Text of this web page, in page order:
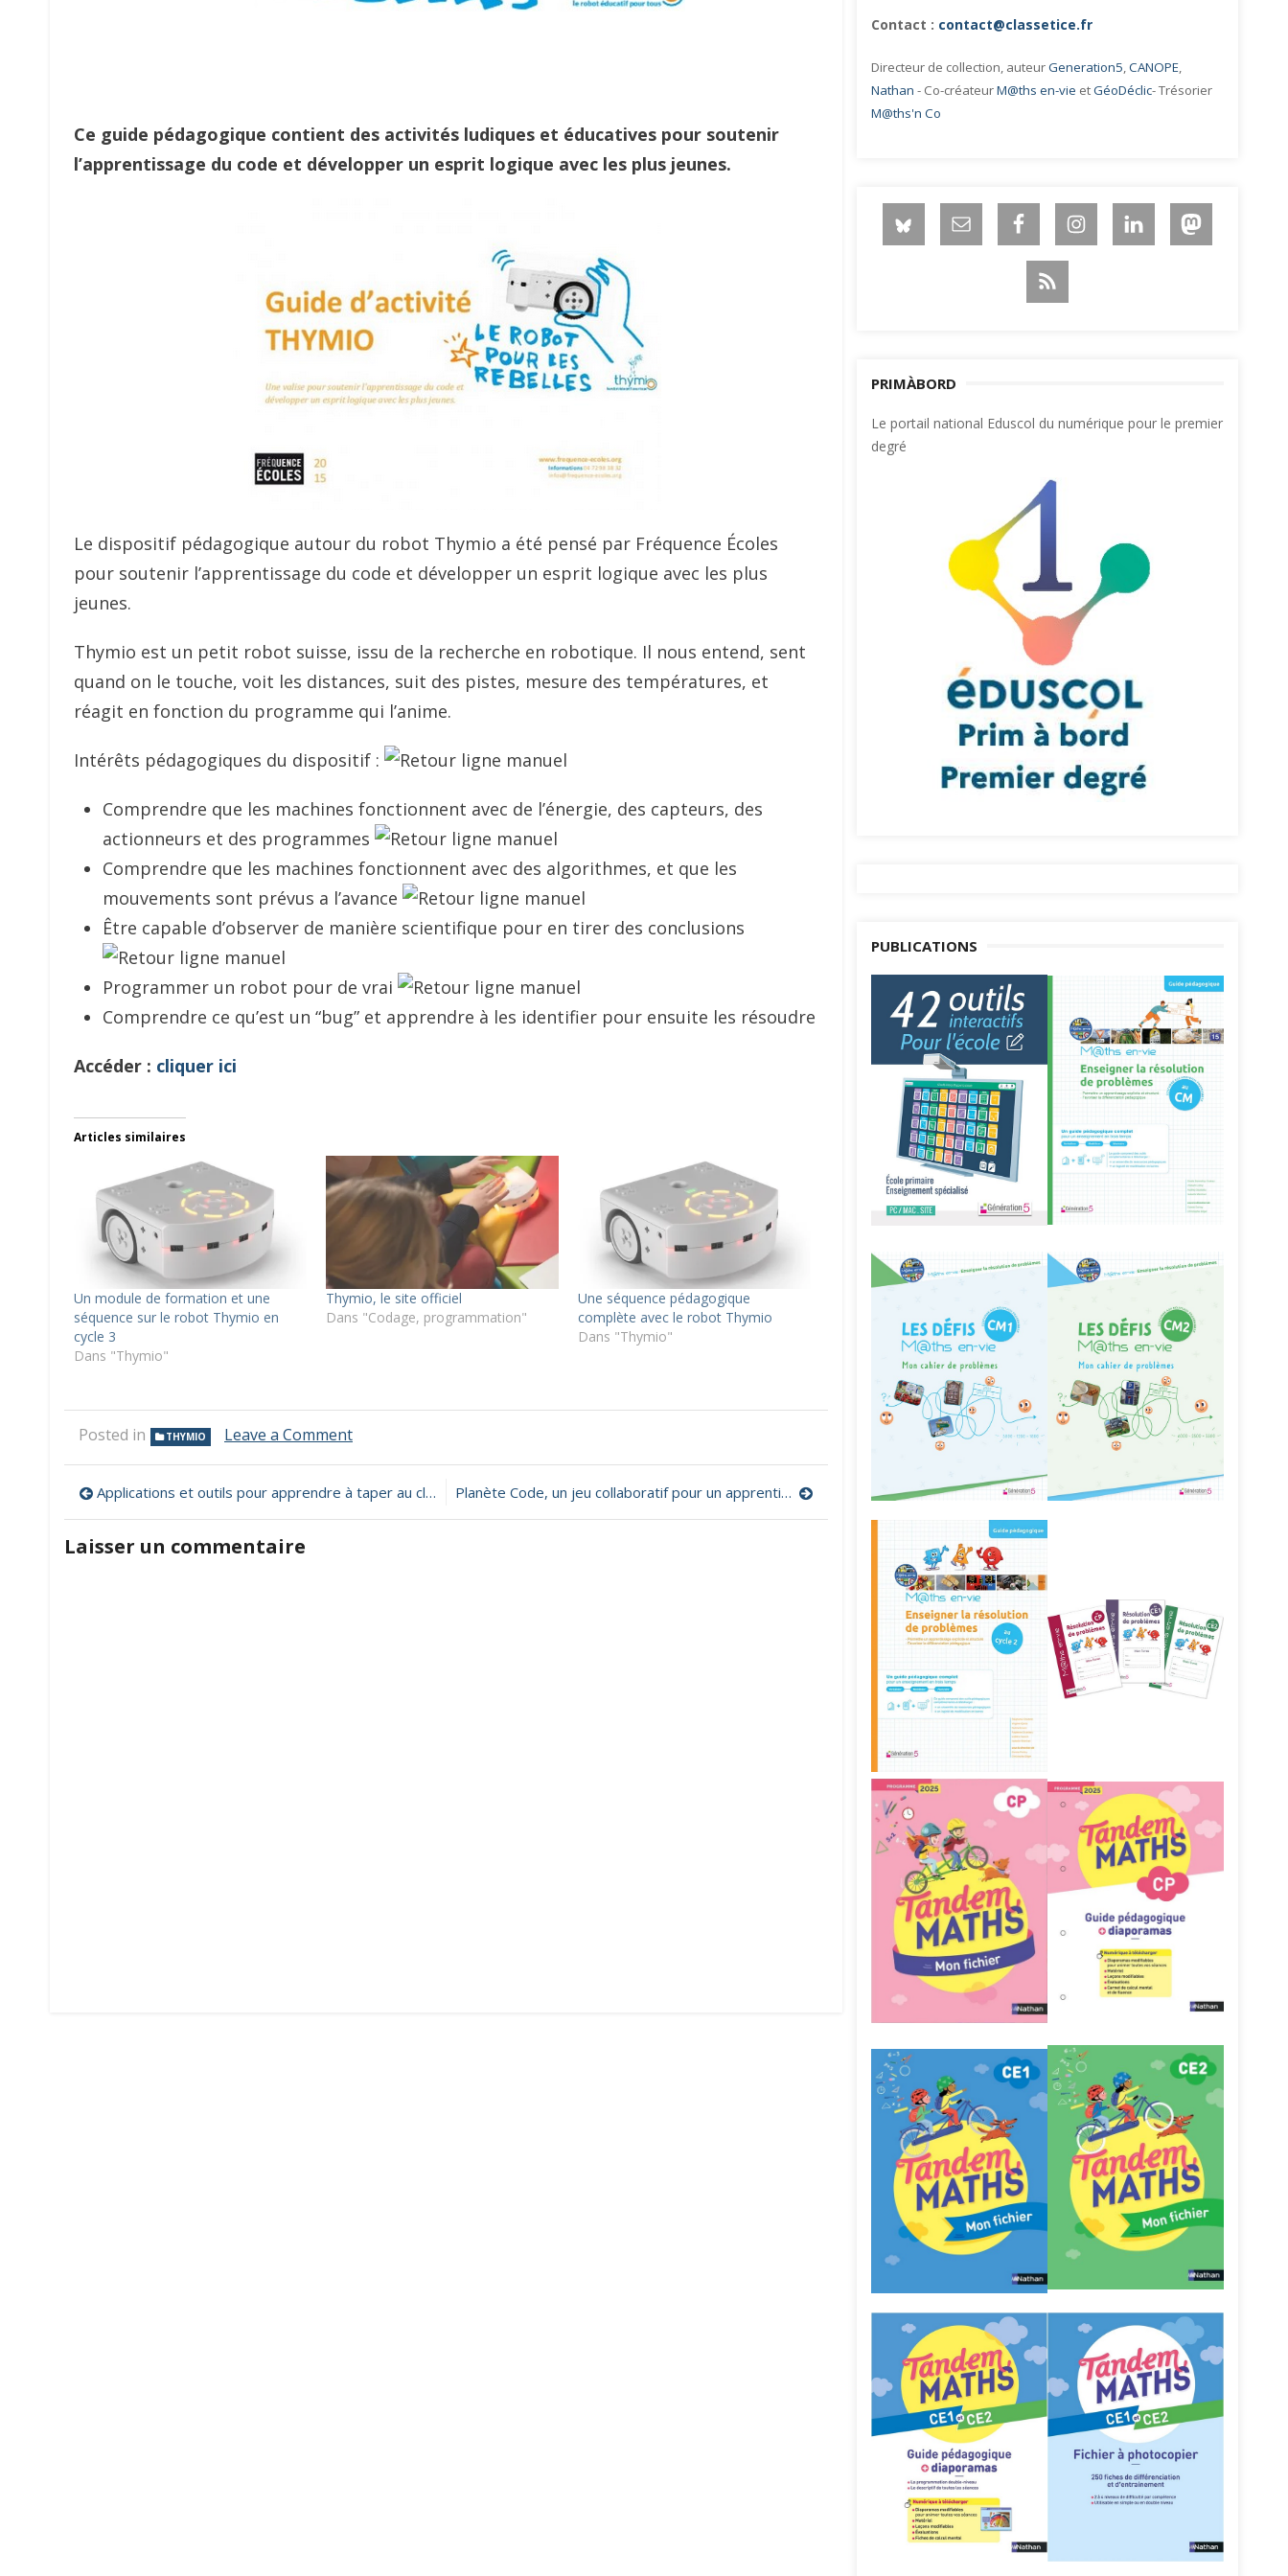
Ce guide pédagogique contient des activités ludiques et éducatives pour soutenir
l’apprentissage du code et développer un esprit logique avec les plus jeunes.
Le dispositif pédagogique autour du robot Thymio a été pensé par Fréquence Écoles
pour soutenir l’apprentissage du code et développer un esprit logique avec les plus
jeunes.
Thymio est un petit robot suisse, issu de la recherche en robotique. Il nous entend, sent
quand on le touche, voit les distances, suit des pistes, mesure des températures, et
réagit en fonction du programme qui l’anime.
Intérêts pédagogiques du dispositif :
Comprendre que les machines fonctionnent avec de l’énergie, des capteurs, des
actionneurs et des programmes
Comprendre que les machines fonctionnent avec des algorithmes, et que les
mouvements sont prévus a l’avance
Être capable d’observer de manière scientifique pour en tirer des conclusions
Programmer un robot pour de vrai
Comprendre ce qu’est un “bug” et apprendre à les identifier pour ensuite les résoudre
Accéder : cliquer ici
Articles similaires
Un module de formation et une
séquence sur le robot Thymio en
cycle 3
Dans "Thymio"
Thymio, le site officiel
Dans "Codage, programmation"
Une séquence pédagogique
complète avec le robot Thymio
Dans "Thymio"
Posted in THYMIO Leave a Commenton
d’activités
pédagogiques
Navigation
de
l’article
Applications et outils pour apprendre à taper au clavier Planète Code, un jeu collaboratif pour un apprentissage débranché et progressif du code et de la programmation
Laisser un commentaire
Contact : contact@classetice.fr
Directeur de collection, auteurGeneration5,CANOPE,
Nathan - Co-créateurM@ths en-vie etGéoDéclic- Trésorier
M@ths'n Co
PRIMÀBORD
Le portail national Eduscol du numérique pour le premier
degré
PUBLICATIONS